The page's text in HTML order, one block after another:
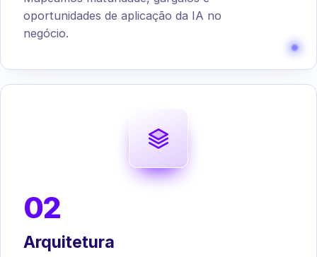
oportunidades de aplicação da IA no
negócio.
02
Arquitetura